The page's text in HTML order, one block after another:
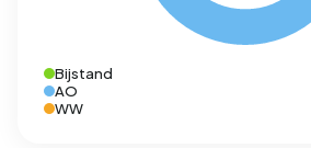
Bijstand
AO
WW